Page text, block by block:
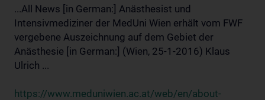
...All News [in German:] Anästhesist und
Intensivmediziner der MedUni Wien erhält vom FWF
vergebene Auszeichnung auf dem Gebiet der
Anästhesie [in German:] (Wien, 25-1-2016) Klaus
Ulrich ...
https://www.meduniwien.ac.at/web/en/about-